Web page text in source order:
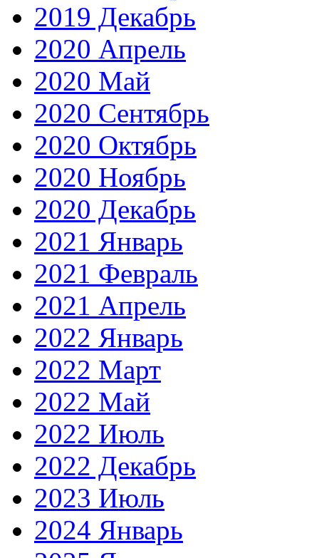
2019 Декабрь
2020 Апрель
2020 Май
2020 Сентябрь
2020 Октябрь
2020 Ноябрь
2020 Декабрь
2021 Январь
2021 Февраль
2021 Апрель
2022 Январь
2022 Март
2022 Май
2022 Июль
2022 Декабрь
2023 Июль
2024 Январь